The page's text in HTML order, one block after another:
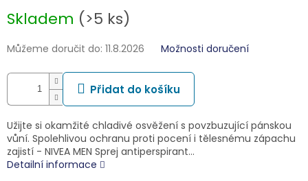
cena:
Skladem (>5 ks)
Můžeme doručit do: 11.8.2026 Možnosti doručení
Přidat do košíku
Užijte si okamžité chladivé osvěžení s povzbuzující pánskou
vůní. Spolehlivou ochranu proti pocení i tělesnému zápachu
zajistí - NIVEA MEN Sprej antiperspirant…
Detailní informace